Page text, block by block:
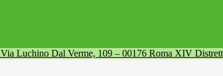
Via Luchino Dal Verme, 109 – 00176 Roma XIV